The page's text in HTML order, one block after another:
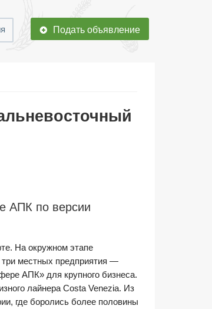
Подать объявление
АПК по версии
На окружном этапе
три местных предприятия —
АПК» для крупного бизнеса.
лайнера Costa Venezia. Из
где боролись более половины